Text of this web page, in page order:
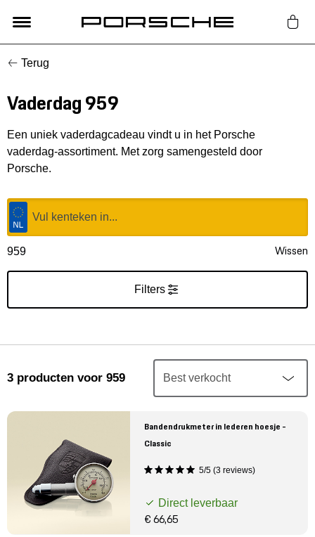
Lifestyle
Auto Accessoires
Classic
Acties
Porsche finder
Porsche informatie
Terug
Vaderdag 959
Een uniek vaderdagcadeau vindt u in het Porsche
vaderdag-assortiment. Met zorg samengesteld door
Porsche.
959 Wissen
Filters
3 producten voor 959
Bandendrukmeter in lederen hoesje -
Classic
5/5 (3 reviews)
Direct leverbaar
€ 66,65